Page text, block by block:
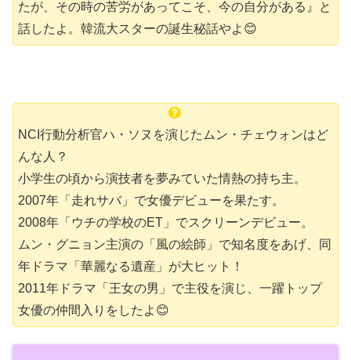
たが、その時の苦労があってこそ、今の自分がある』と
話したよ。韓流大スターの誕生秘話やよ😊
NCI行動分析官ハ・ソヌを演じたムン・チェウォンはど
んな人？
小学生の頃から演技者を夢みていた情熱の持ち主。
2007年「走れサバ」で女優デビューを果たす。
2008年「ウチの学校のET」でスクリーンデビュー。
ムン・グニョン主演の「風の絵師」で知名度をあげ、同
年ドラマ「華麗なる遺産」が大ヒット！
2011年ドラマ「王女の男」で主役を演じ、一躍トップ
女優の仲間入りをしたよ😊